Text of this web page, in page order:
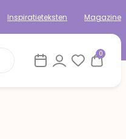
Inspiratieteksten Magazine
0